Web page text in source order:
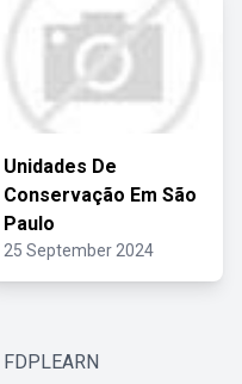
Unidades De
Conservação Em São
Paulo
25 September 2024
FDPLEARN